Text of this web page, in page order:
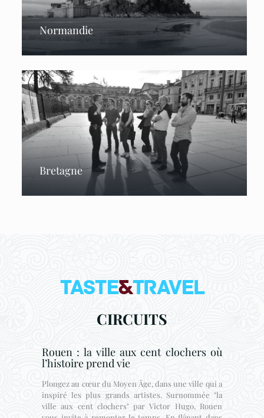
Normandie
Bretagne
CIRCUITS
Rouen : la ville aux cent clochers où
l’histoire prend vie
Plongez au cœur du Moyen Âge, dans une ville qui a
inspiré les plus grands artistes. Surnommée "la
ville aux cent clochers" par Victor Hugo, Rouen